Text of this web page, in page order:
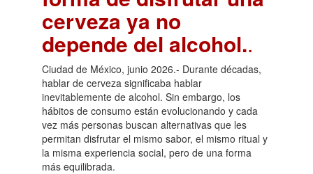
cerveza ya no
depende del alcohol..
Ciudad de México, junio 2026.- Durante décadas,
hablar de cerveza significaba hablar
inevitablemente de alcohol. Sin embargo, los
hábitos de consumo están evolucionando y cada
vez más personas buscan alternativas que les
permitan disfrutar el mismo sabor, el mismo ritual y
la misma experiencia social, pero de una forma
más equilibrada.